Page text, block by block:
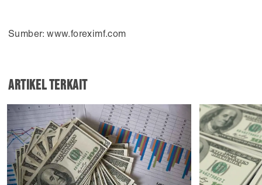
Sumber: www.foreximf.com
Artikel Terkait